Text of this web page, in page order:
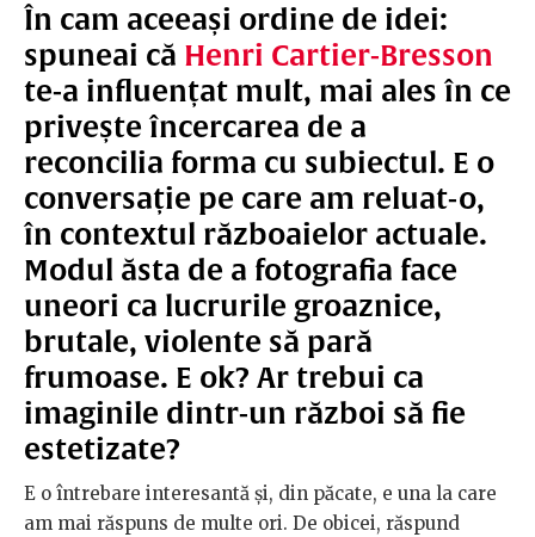
În cam aceeași ordine de idei:
spuneai că Henri Cartier-Bresson
te-a influențat mult, mai ales în ce
privește încercarea de a
reconcilia forma cu subiectul. E o
conversație pe care am reluat-o,
în contextul războaielor actuale.
Modul ăsta de a fotografia face
uneori ca lucrurile groaznice,
brutale, violente să pară
frumoase. E ok? Ar trebui ca
imaginile dintr-un război să fie
estetizate?
E o întrebare interesantă și, din păcate, e una la care
am mai răspuns de multe ori. De obicei, răspund